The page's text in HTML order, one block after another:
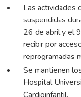
Las actividades
suspendidas
26 de abril y el
recibir por
reprogramadas
Se mantienen
Hospital
Cardioinfantil.